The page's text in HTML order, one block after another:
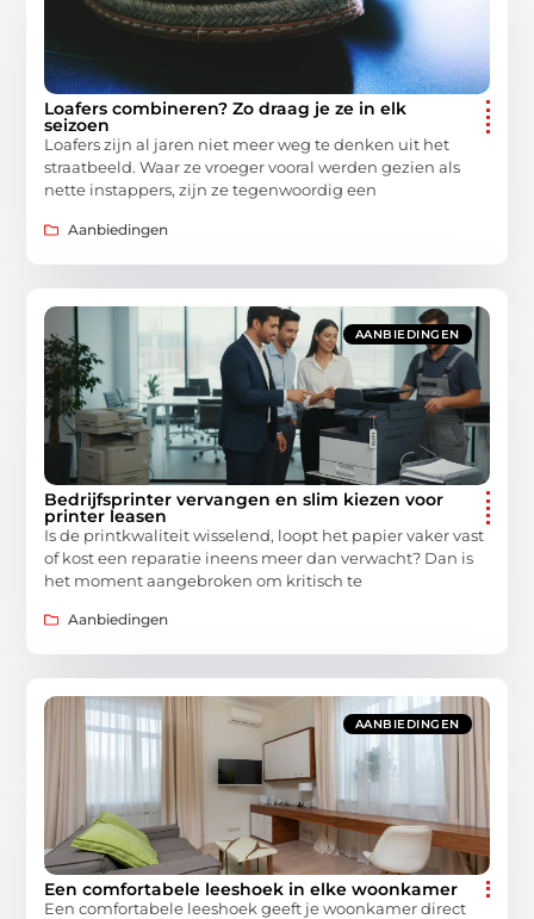
Loafers combineren? Zo draag je ze in elk
seizoen
Loafers zijn al jaren niet meer weg te denken uit het
straatbeeld. Waar ze vroeger vooral werden gezien als
nette instappers, zijn ze tegenwoordig een
Aanbiedingen
AANBIEDINGEN
Bedrijfsprinter vervangen en slim kiezen voor
printer leasen
Is de printkwaliteit wisselend, loopt het papier vaker vast
of kost een reparatie ineens meer dan verwacht? Dan is
het moment aangebroken om kritisch te
Aanbiedingen
AANBIEDINGEN
Een comfortabele leeshoek in elke woonkamer
Een comfortabele leeshoek geeft je woonkamer direct